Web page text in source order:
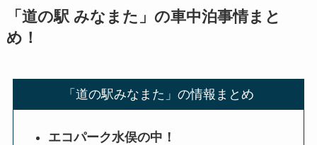
「道の駅 みなまた」の車中泊事情まと
め！
「道の駅みなまた」の情報まとめ
エコパーク水俣の中！